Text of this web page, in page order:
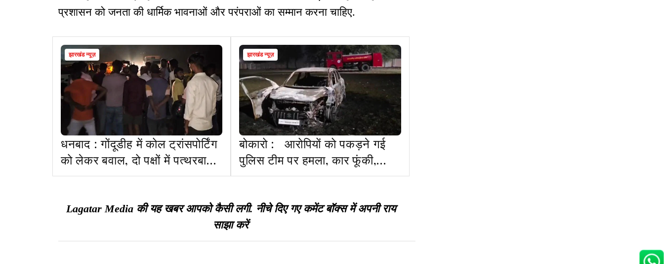
प्रशासन को जनता की धार्मिक भावनाओं और परंपराओं का सम्मान करना चाहिए.
झारखंड न्यूज़
धनबाद : गोंदूडीह में कोल ट्रांसपोर्टिंग
को लेकर बवाल, दो पक्षों में पत्थरबाजी
व हवाई फायरिंग
झारखंड न्यूज़
बोकारो : आरोपियों को पकड़ने गई
पुलिस टीम पर हमला, कार फूंकी,
पहचान के लिए गया युवक लापता
Lagatar Media की यह खबर आपको कैसी लगी. नीचे दिए गए कमेंट बॉक्स में अपनी राय
साझा करें